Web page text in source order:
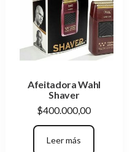
Afeitadora Wahl
Shaver
$400.000,00
Leer más